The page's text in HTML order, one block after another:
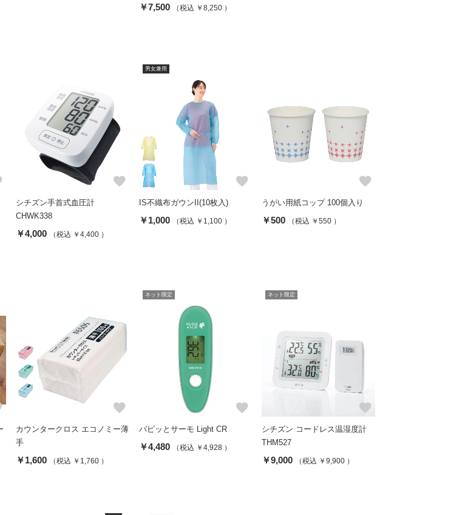
￥7,500 （税込 ￥8,250 ）
favorite
シチズン手首式血圧計
CHWK338
￥4,000 （税込 ￥4,400 ）
男女兼用
favorite
IS不織布ガウンII(10枚入)
￥1,000 （税込 ￥1,100 ）
favorite
うがい用紙コップ 100個入り
￥500 （税込 ￥550 ）
favorite
カウンタークロス エコノミー薄
手
￥1,600 （税込 ￥1,760 ）
ネット限定
favorite
パピッとサーモ Light CR
￥4,480 （税込 ￥4,928 ）
ネット限定
favorite
シチズン コードレス温湿度計
THM527
￥9,000 （税込 ￥9,900 ）